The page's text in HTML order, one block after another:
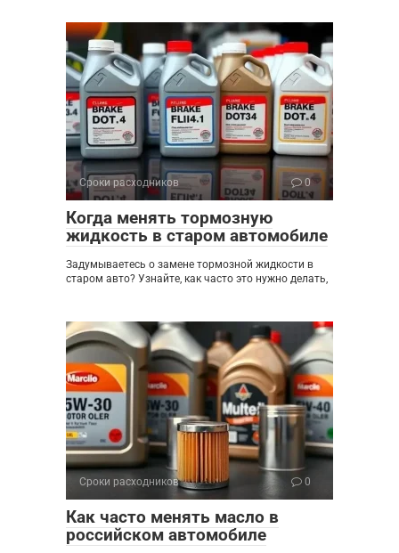
Сроки расходников 0
Когда менять тормозную
жидкость в старом автомобиле
Задумываетесь о замене тормозной жидкости в
старом авто? Узнайте, как часто это нужно делать,
Сроки расходников 0
Как часто менять масло в
российском автомобиле